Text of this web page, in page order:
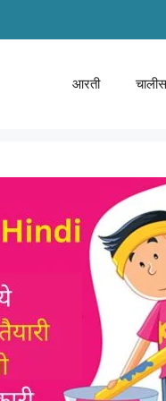
आरती